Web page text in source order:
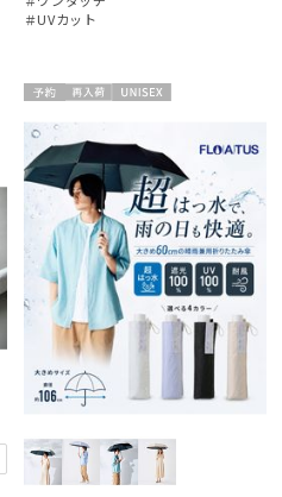
メンズ キッズ
＃UVカット
荷
X